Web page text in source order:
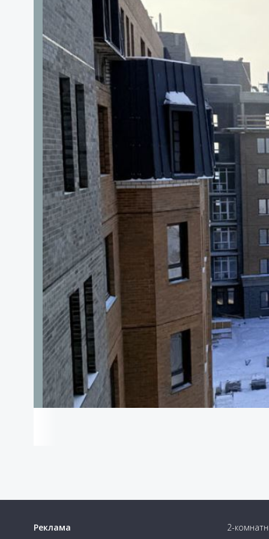
Конструкция дома
ЖК "Авторский" - это монолитно-кирпичный жилой
запланировано 3 корпуса разной этажности.
делает фасад привлекательным и по-особенному
Квартиры имеют 50 проектных планировок и
двух-, трех-, четырехкомнатные квартиры,
террасами или верандами. Есть отдельные
велосипедов.
В ЖК все продумано для комфортного
разработчиками запланировано строительство
коммерческие помещения: торгово-
физкультурно-оздоровительный комплекс.
Сквозные подъезды позволят попадать в
дороге. Что очень удобно и не нужно пешком
Энергоэффективность
Здание относится к высокому классу
отопительного сезона и сами контролировали
квартире есть отопительный котел. Потребитель
необходимо.
Безопасность
Территория района "Авторский" закрытая. Для
воздействие на окружающую среду, в
электромобилей.
Реклама 2-